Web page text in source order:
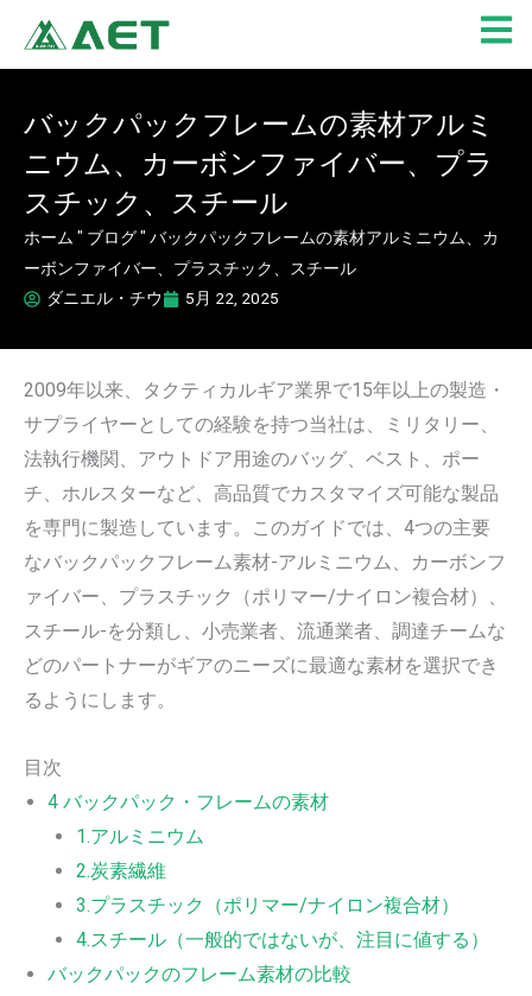
を
バックパックフレームの素材アルミ
ニウム、カーボンファイバー、プラ
スチック、スチール
ホーム " ブログ" バックパックフレームの素材アルミニウム、カ
ーボンファイバー、プラスチック、スチール
ダニエル・チウ
5月 22, 2025
2009年以来、タクティカルギア業界で15年以上の製造・
サプライヤーとしての経験を持つ当社は、ミリタリー、
法執行機関、アウトドア用途のバッグ、ベスト、ポー
チ、ホルスターなど、高品質でカスタマイズ可能な製品
を専門に製造しています。このガイドでは、4つの主要
なバックパックフレーム素材-アルミニウム、カーボンフ
ァイバー、プラスチック（ポリマー/ナイロン複合材）、
スチール-を分類し、小売業者、流通業者、調達チームな
どのパートナーがギアのニーズに最適な素材を選択でき
るようにします。
目次
4 バックパック・フレームの素材
1.アルミニウム
2.炭素繊維
3.プラスチック（ポリマー/ナイロン複合材）
4.スチール（一般的ではないが、注目に値する）
バックパックのフレーム素材の比較